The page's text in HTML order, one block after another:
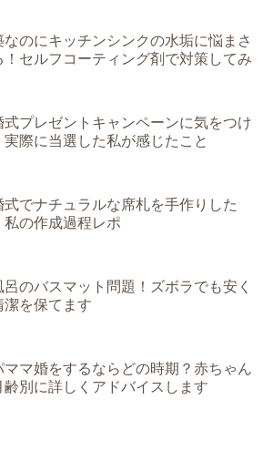
なのにキッチンシンクの水垢に悩まさ
！セルフコーティング剤で対策してみ
式プレゼントキャンペーンに気をつけ
実際に当選した私が感じたこと
式でナチュラルな席札を手作りした
私の作成過程レポ
呂のバスマット問題！ズボラでも安く
潔を保てます
ママ婚をするならどの時期？赤ちゃん
齢別に詳しくアドバイスします